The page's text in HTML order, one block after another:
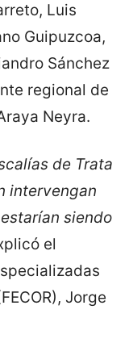
Luis
Guipuzcoa,
Sánchez
regional de
Neyra.
de Trata
intervengan
siendo
el
Jorge